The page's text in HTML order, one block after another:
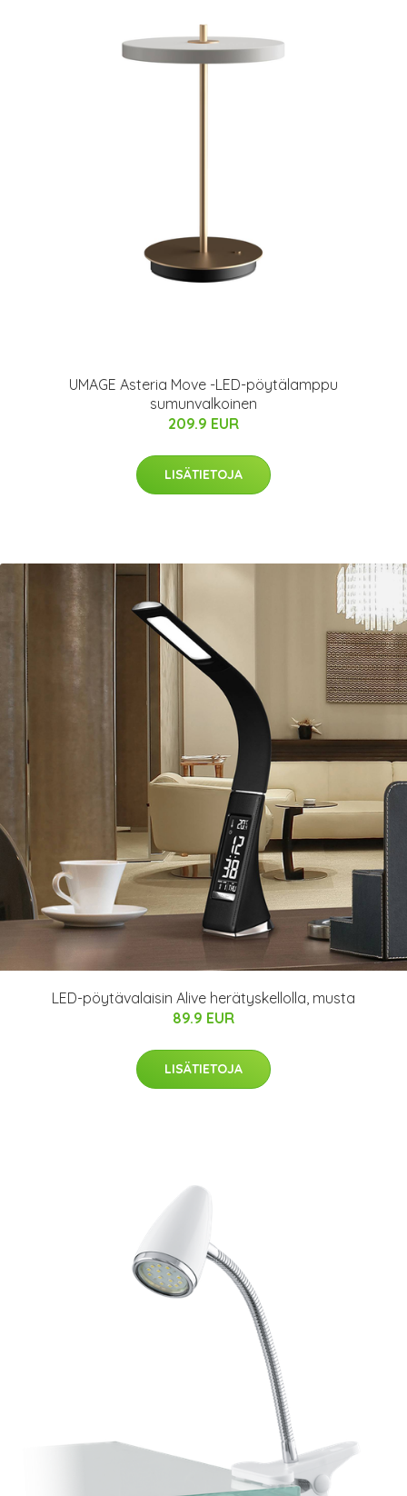
UMAGE Asteria Move -LED-pöytälamppu
sumunvalkoinen
209.9 EUR
LISÄTIETOJA
LED-pöytävalaisin Alive herätyskellolla, musta
89.9 EUR
LISÄTIETOJA